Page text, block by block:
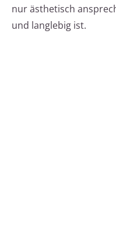
nur ästhetisch
und langlebig ist.